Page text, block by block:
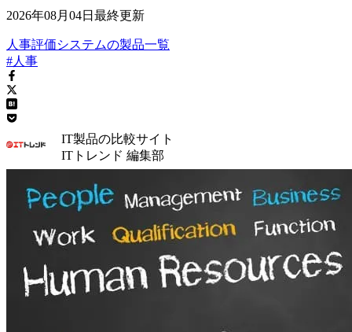
2026年08月04日 最終更新
人事評価システムの製品一覧
#人事
IT製品の比較サイト
ITトレンド 編集部